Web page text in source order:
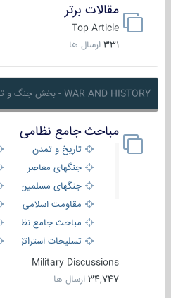
مقالات برتر
Top Article
331 ارسال ها
WAR AND HISTORY - بخش جنگ و تاریخ
مباحث جامع نظامی
تاریخ و تمدن
جنگهای معاصر
جنگهای مسلمین
مقاومت اسلامی
مباحث جامع نظامی
تسلیحات استراتژیک
Military Discussions
34,747 ارسال ها